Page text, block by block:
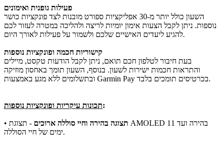
פעילות גופנית ואימונים
השעון כולל יותר מ-30 אפליקציות ספורט מובנות לצד פונקציות כושר
נוספות. ניתן לקבל הצעות אימון יומיות לריצה ולהליכה במטרה לעזור לכם
להגיע ליעדים האישיים שלכם ולשמור על פעילות לאורך היום.
קישוריות חכמה ופונקציות נוספות
בעת חיבור לטלפון חכם תואם, ניתן לקבל הודעות טקסט, מיילים
והתראות חכמות ישירות לשעון. בנוסף, השעון תומך באחסון מוזיקה
ובתשלומים ללא מגע באמצעות Garmin Pay בכרטיסים תומכים בלבד.
תכונות עיקריות ופונקציות נוספות:
• תצוגה בהירה וחיי סוללה ארוכים - תצוגת AMOLED בהירה ועד 11
ימים של חיי הסוללה.